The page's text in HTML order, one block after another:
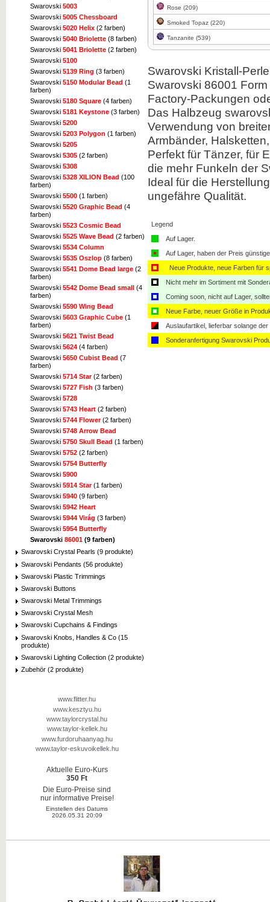
Swarovski 5003
Swarovski 5005 Chessboard
Swarovski 5020 Helix (2 farben)
Swarovski 5040 Briolette (8 farben)
Swarovski 5041 Briolette (2 farben)
Swarovski 5100
Swarovski 5139 Ring (3 farben)
Swarovski 5150 Modular Bead (1
farben)
Swarovski 5180 Square (4 farben)
Swarovski 5181 Keystone (3 farben)
Swarovski 5200
Swarovski 5203 Polygon (1 farben)
Swarovski 5205
Swarovski 5305 (2 farben)
Swarovski 5308
Swarovski 5328 XILION Bead (100
farben)
Swarovski 5500 (1 farben)
Swarovski 5520 Graphic Bead (4
farben)
Swarovski 5523 Cosmic Bead
Swarovski 5525 Wave Bead (2 farben)
Swarovski 5534 Column
Swarovski 5535 Oszlop (8 farben)
Swarovski 5541 Dome Bead large (2
farben)
Swarovski 5542 Dome Bead small (4
farben)
Swarovski 5590 Wing Bead
Swarovski 5603 Graphic Cube (1
farben)
Swarovski 5621 Twist Bead
Swarovski 5624 (4 farben)
Swarovski 5650 Cubist Bead (7
farben)
Swarovski 5714 Star(2 farben)
Swarovski 5727 Fish (3 farben)
Swarovski 5728
Swarovski 5743 Heart (2 farben)
Swarovski 5744 Flower(2 farben)
Swarovski 5748 Arrow Bead
Swarovski 5750 Skull Bead (1 farben)
Swarovski 5752 (2 farben)
Swarovski 5754 Butterfly
Swarovski 5900
Swarovski 5914 Star(1 farben)
Swarovski 5940 (9 farben)
Swarovski 5942 Heart
Swarovski 5944 Virág (3 farben)
Swarovski 5954 Butterfly
Swarovski 86001 (9 farben)
Swarovski Crystal Pearls (9 produkte)
Swarovski Pendants (56 produkte)
Swarovski Plastic Trimmings
Swarovski Buttons
Swarovski Metal Trimmings
Swarovski Crystal Mesh
Swarovski Cupchains & Findings
Swarovski Knobs, Handles & Co (15
produkte)
Swarovski Lighting Collection (2 produkte)
Zubehör (2 produkte)
www.flitter.hu
www.kesztyu.hu
www.taylorcrystal.hu
www.taylor-kellek.hu
www.furdoruhaanyag.hu
www.taylor-eskuvoikellek.hu
Aktuelle Euro-Kurs
350 Ft
Die Euro-Preise sind
nur informative Preise!
Einstellen des Datums
2026.05.31 20:09
Rose (209)
Smoked Topaz (220)
Tanzanite (539)
Swarovski Kristall-
Swarovski 86001
Factory-Packungen
Das Halbzeug
Verwendung von
Armbänder,
Perfekt für Tänzer, für
die mehr Funkeln der
Ideal für die
ungefähre Qualität.
Legend
Auf Lager.
Auf Lager, haben der Preis
Neue Produkte, neue Farben für
Nicht mehr im Sortiment mit
Coming soon, nicht auf Lager,
Neue Farbe, neuer Größe in
Auslaufartikel, lieferbar solange der
Sonderanfertigung Swarovski